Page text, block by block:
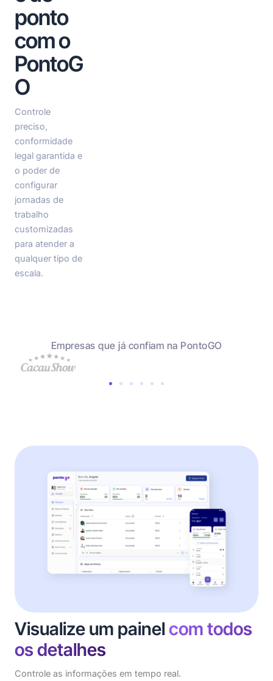
ponto
com o
PontoG
O
Controle
preciso,
conformidade
legal garantida e
o poder de
configurar
jornadas de
trabalho
customizadas
para atender a
qualquer tipo de
escala.
Empresas que já confiam na PontoGO
Visualize um painel com todos
os detalhes
Controle as informações em tempo real.